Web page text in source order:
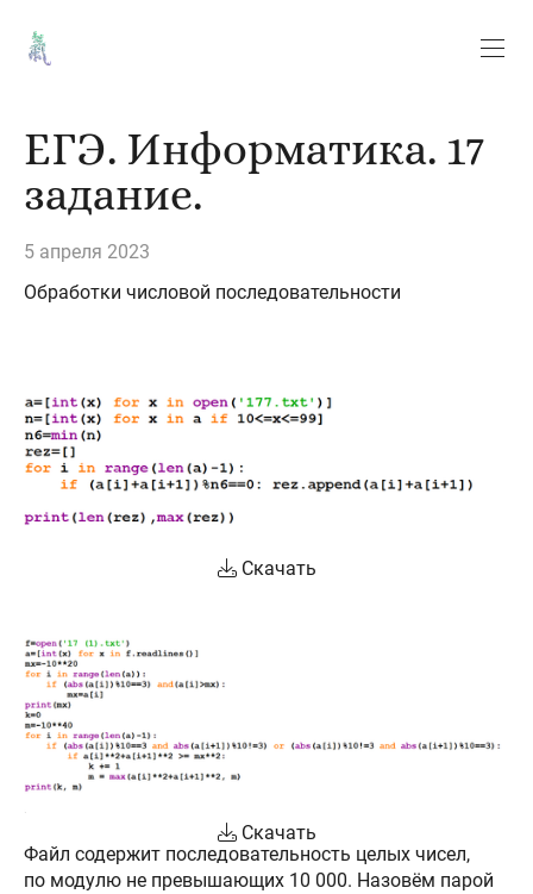
ЕГЭ. Информатика. 17
задание.
5 апреля 2023
Обработки числовой последовательности
Скачать
Скачать
Файл содержит последовательность целых чисел,
по модулю не превышающих 10 000. Назовём парой